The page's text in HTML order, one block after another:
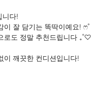
니다!
이 잘 담기는 똑딱이예요! ෆ˚
로도 정말 추천드립니다 ₊˚♡
이 깨끗한 컨디션입니다!